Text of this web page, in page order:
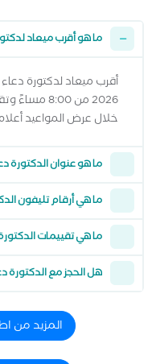
ما هو أقرب ميعاد
2026 من
خلال عرض المواعيد أعلاه
ما هو عنوان الدكتورة
ما هي أرقام تليفون
ما هي تقييمات
هل الحجز مع الدكتورة
المزيد من